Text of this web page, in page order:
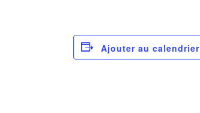
Ajouter au calendrier